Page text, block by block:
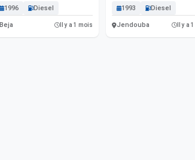
1996 Diesel
Beja Il y a 1 mois
1993 Diesel
Jendouba Il y a